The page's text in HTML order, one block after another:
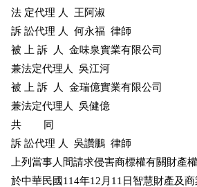
法 定代理 人  王阿淑
訴 訟代理 人  何永福  律師
被 上 訴  人  金味泉實業有限公司
兼法定代理人  吳江河
被 上 訴  人  金瑞億實業有限公司
兼法定代理人  吳健億
共        同
訴 訟代理 人  吳讚鵬  律師
上列當事人間請求侵害商標權有關財產
於中華民國114年12月11日智慧財產及